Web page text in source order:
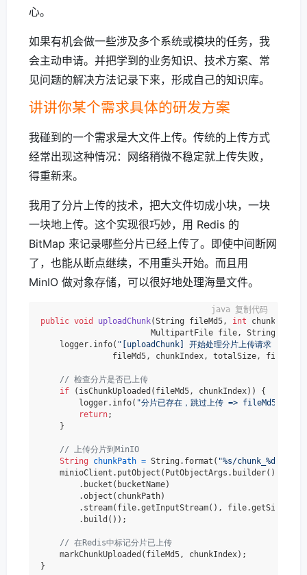
心。
如果有机会做一些涉及多个系统或模块的任务，我
会主动申请。并把学到的业务知识、技术方案、常
见问题的解决方法记录下来，形成自己的知识库。
讲讲你某个需求具体的研发方案
我碰到的一个需求是大文件上传。传统的上传方式
经常出现这种情况：网络稍微不稳定就上传失败，
得重新来。
我用了分片上传的技术，把大文件切成小块，一块
一块地上传。这个实现很巧妙，用 Redis 的
BitMap 来记录哪些分片已经上传了。即使中间断网
了，也能从断点继续，不用重头开始。而且用
MinIO 做对象存储，可以很好地处理海量文件。
public void uploadChunk(String fileMd5, int
MultipartFile file, String
    logger.info(
"[uploadChunk] 开始处理分片上传请求
fileMd5, chunkIndex, totalSize,
// 检查分片是否已上传
if (isChunkUploaded(fileMd5, chunkIndex)) {
        logger.info(
"分片已存在，跳过上传 => fileMd5:
return;
    }
// 上传分片到MinIO
String
chunkPath = String.format( "%s/chunk_%d"
    minioClient.putObject(PutObjectArgs.builder()
        .bucket(bucketName)
        .object(chunkPath)
.stream(file.getInputStream(), file.getSize(),
        .build());
// 在Redis中标记分片已上传
    markChunkUploaded(fileMd5, chunkIndex);
复制代码